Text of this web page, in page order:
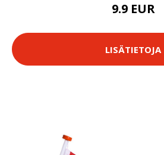
9.9 EUR
LISÄTIETOJA